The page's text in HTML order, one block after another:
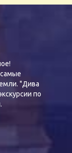
"Дива
по